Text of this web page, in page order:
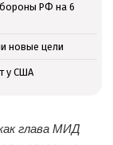
РФ на 6
новые цели
у США
глава МИД